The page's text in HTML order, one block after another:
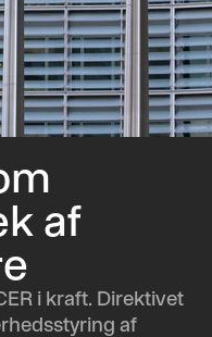
af
i kraft. Direktivet
af